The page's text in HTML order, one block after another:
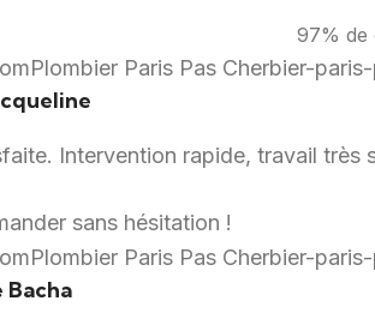
97% de
Intervention rapide, travail très
sans hésitation !
Bacha